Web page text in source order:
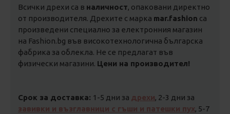
Всички дрехи са в наличност, опаковани директно
от производителя. Дрехите с марка mar.fashion са
произведени специално за електронния магазин
на Fashion.bg във високотехнологична българска
фабрика за облекла. Не се предлагат във
физически магазини. Цени на производител!
Срок за доставка: 1-5 дни за дрехи, 2-3 дни за
завивки и възглавници с гъши и патешки пух, 5-7